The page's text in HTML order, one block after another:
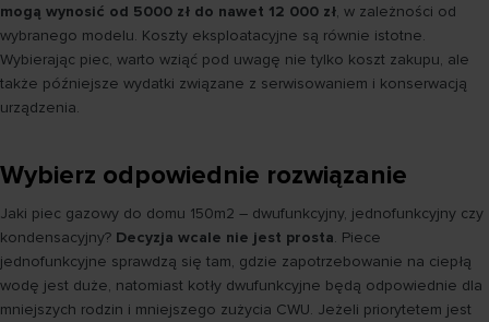
mogą wynosić od 5000 zł do nawet 12 000 zł, w zależności od
wybranego modelu. Koszty eksploatacyjne są równie istotne.
Wybierając piec, warto wziąć pod uwagę nie tylko koszt zakupu, ale
także późniejsze wydatki związane z serwisowaniem i konserwacją
urządzenia.
Wybierz odpowiednie rozwiązanie
Jaki piec gazowy do domu 150m2 – dwufunkcyjny, jednofunkcyjny czy
kondensacyjny? Decyzja wcale nie jest prosta. Piece
jednofunkcyjne sprawdzą się tam, gdzie zapotrzebowanie na ciepłą
wodę jest duże, natomiast kotły dwufunkcyjne będą odpowiednie dla
mniejszych rodzin i mniejszego zużycia CWU. Jeżeli priorytetem jest